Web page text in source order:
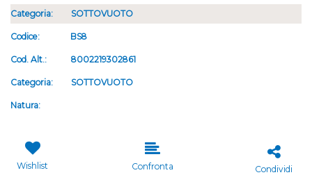
Categoria: SOTTOVUOTO
Codice: BS8
Cod. Alt.: 8002219302861
Categoria: SOTTOVUOTO
Natura:
Wishlist Confronta Condividi